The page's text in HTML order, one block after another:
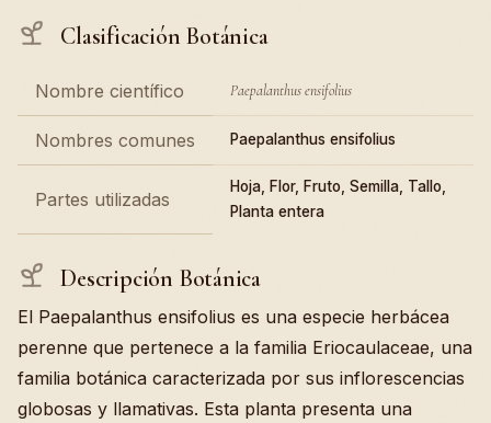
Clasificación Botánica
Nombre científico Paepalanthus ensifolius
Nombres comunes Paepalanthus ensifolius
Partes utilizadas
Hoja, Flor, Fruto, Semilla, Tallo,
Planta entera
Descripción Botánica
El Paepalanthus ensifolius es una especie herbácea
perenne que pertenece a la familia Eriocaulaceae, una
familia botánica caracterizada por sus inflorescencias
globosas y llamativas. Esta planta presenta una